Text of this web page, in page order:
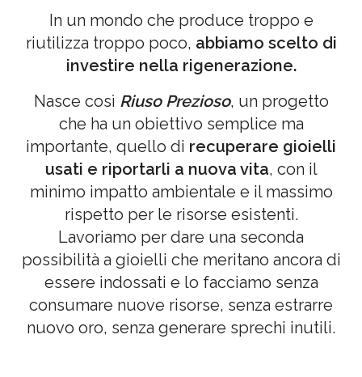
In un mondo che produce troppo e
riutilizza troppo poco, abbiamo scelto di
investire nella rigenerazione.
Nasce così Riuso Prezioso, un progetto
che ha un obiettivo semplice ma
importante, quello di recuperare gioielli
usati e riportarli a nuova vita, con il
minimo impatto ambientale e il massimo
rispetto per le risorse esistenti.
Lavoriamo per dare una seconda
possibilità a gioielli che meritano ancora di
essere indossati e lo facciamo senza
consumare nuove risorse, senza estrarre
nuovo oro, senza generare sprechi inutili.